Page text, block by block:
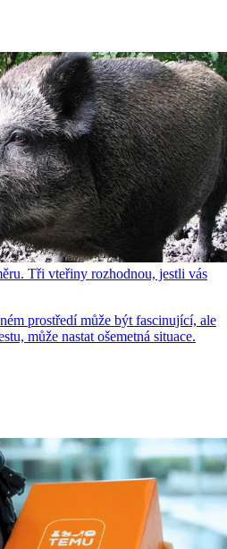
Tři vteřiny rozhodnou, jestli vás
prostředí může být fascinující, ale
může nastat ošemetná situace.